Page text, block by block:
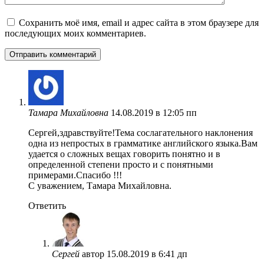
Сохранить моё имя, email и адрес сайта в этом браузере для
последующих моих комментариев.
Тамара Михайловна 14.08.2019 в 12:05 пп
Сергей,здравствуйте!Тема сослагательного наклонения
одна из непростых в грамматике английского языка.Вам
удается о сложных вещах говорить понятно и в
определенной степени просто и с понятными
примерами.Спасибо !!!
С уважением, Тамара Михайловна.
Ответить
Сергей автор 15.08.2019 в 6:41 дп